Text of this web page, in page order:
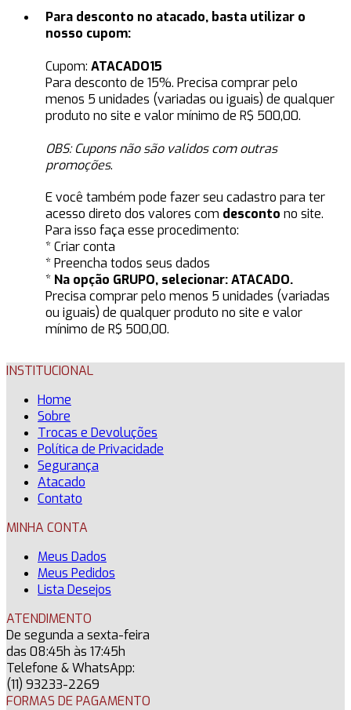
Para desconto no atacado, basta utilizar o
nosso cupom:
Cupom: ATACADO15
Para desconto de 15%. Precisa comprar pelo
menos 5 unidades (variadas ou iguais) de qualquer
produto no site e valor mínimo de R$ 500,00.
OBS: Cupons não são validos com outras
promoções.
E você também pode fazer seu cadastro para ter
acesso direto dos valores com desconto no site.
Para isso faça esse procedimento:
* Criar conta
* Preencha todos seus dados
* Na opção GRUPO, selecionar:ATACADO.
Precisa comprar pelo menos 5 unidades (variadas
ou iguais) de qualquer produto no site e valor
mínimo de R$ 500,00.
INSTITUCIONAL
Home
Sobre
Trocas e Devoluções
Política de Privacidade
Segurança
Atacado
Contato
MINHA CONTA
Meus Dados
Meus Pedidos
Lista Desejos
ATENDIMENTO
De segunda a sexta-feira
das 08:45h às 17:45h
Telefone & WhatsApp:
(11) 93233-2269
FORMAS DE PAGAMENTO